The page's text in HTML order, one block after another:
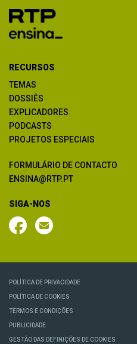
RECURSOS
TEMAS
DOSSIÊS
EXPLICADORES
PODCASTS
PROJETOS ESPECIAIS
FORMULÁRIO DE CONTACTO
ENSINA@RTP.PT
SIGA-NOS
POLÍTICA DE PRIVACIDADE
POLÍTICA DE COOKIES
TERMOS E CONDIÇÕES
PUBLICIDADE
GESTÃO DAS DEFINIÇÕES DE COOKIES